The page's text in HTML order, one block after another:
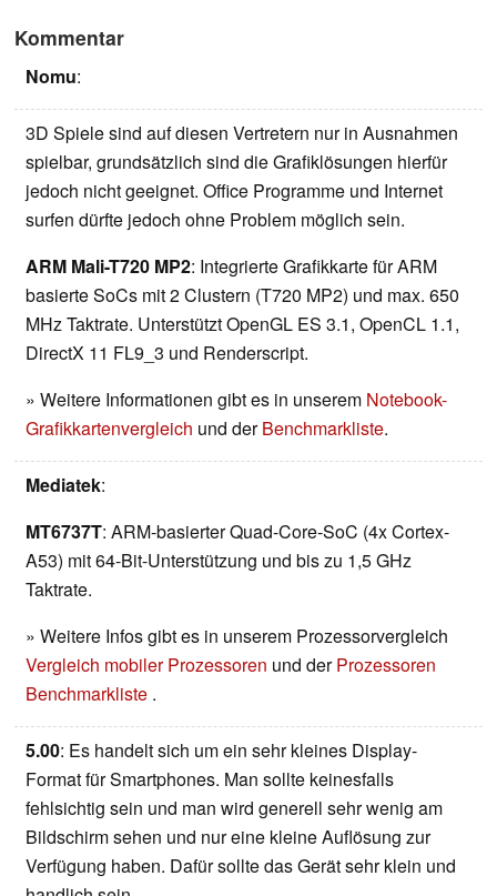
Kommentar
Nomu:
3D Spiele sind auf diesen Vertretern nur in Ausnahmen
spielbar, grundsätzlich sind die Grafiklösungen hierfür
jedoch nicht geeignet. Office Programme und Internet
surfen dürfte jedoch ohne Problem möglich sein.
ARM Mali-T720 MP2: Integrierte Grafikkarte für ARM
basierte SoCs mit 2 Clustern (T720 MP2) und max. 650
MHz Taktrate. Unterstützt OpenGL ES 3.1, OpenCL 1.1,
DirectX 11 FL9_3 und Renderscript.
» Weitere Informationen gibt es in unserem Notebook-
Grafikkartenvergleich und derBenchmarkliste.
Mediatek:
MT6737T: ARM-basierter Quad-Core-SoC (4x Cortex-
A53) mit 64-Bit-Unterstützung und bis zu 1,5 GHz
Taktrate.
» Weitere Infos gibt es in unserem Prozessorvergleich
Vergleich mobiler Prozessoren und derProzessoren
Benchmarkliste .
5.00: Es handelt sich um ein sehr kleines Display-
Format für Smartphones. Man sollte keinesfalls
fehlsichtig sein und man wird generell sehr wenig am
Bildschirm sehen und nur eine kleine Auflösung zur
Verfügung haben. Dafür sollte das Gerät sehr klein und